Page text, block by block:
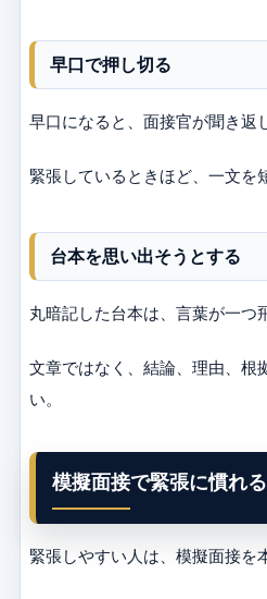
早口で押し切る
早口になると、面接官が聞き返
緊張しているときほど、一文を
台本を思い出そうとする
丸暗記した台本は、言葉が一つ
文章ではなく、結論、理由、根
い。
模擬面接で緊張に慣れる
緊張しやすい人は、模擬面接を